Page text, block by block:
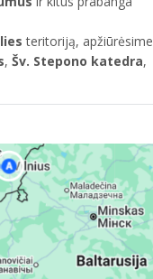
teritoriją, apžiūrėsime
, Šv. Stepono katedra,